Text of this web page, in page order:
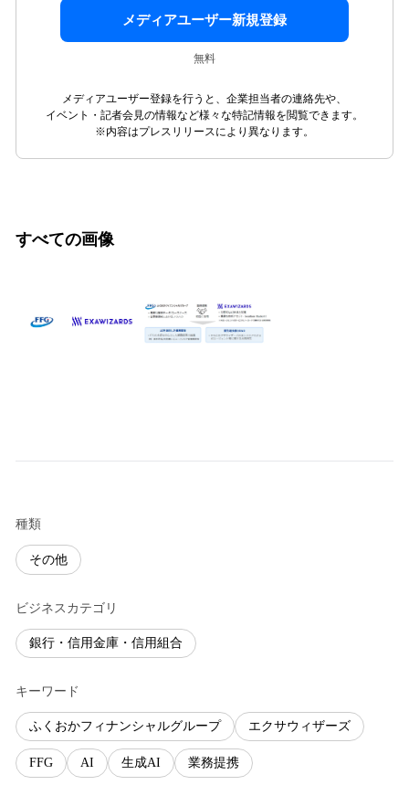
メディアユーザー新規登録
無料
メディアユーザー登録を行うと、企業担当者の連絡先や、
イベント・記者会見の情報など様々な特記情報を閲覧できます。
※内容はプレスリリースにより異なります。
すべての画像
種類
その他
ビジネスカテゴリ
銀行・信用金庫・信用組合
キーワード
ふくおかフィナンシャルグループ エクサウィザーズ
FFG AI 生成AI 業務提携